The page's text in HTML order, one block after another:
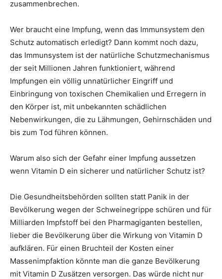
zusammenbrechen.
Wer braucht eine Impfung, wenn das Immunsystem den
Schutz automatisch erledigt? Dann kommt noch dazu,
das Immunsystem ist der natürliche Schutzmechanismus
der seit Millionen Jahren funktioniert, während
Impfungen ein völlig unnatürlicher Eingriff und
Einbringung von toxischen Chemikalien und Erregern in
den Körper ist, mit unbekannten schädlichen
Nebenwirkungen, die zu Lähmungen, Gehirnschäden und
bis zum Tod führen können.
Warum also sich der Gefahr einer Impfung aussetzen
wenn Vitamin D ein sicherer und natürlicher Schutz ist?
Die Gesundheitsbehörden sollten statt Panik in der
Bevölkerung wegen der Schweinegrippe schüren und für
Milliarden Impfstoff bei den Pharmagiganten bestellen,
lieber die Bevölkerung über die Wirkung von Vitamin D
aufklären. Für einen Bruchteil der Kosten einer
Massenimpfaktion könnte man die ganze Bevölkerung
mit Vitamin D Zusätzen versorgen. Das würde nicht nur